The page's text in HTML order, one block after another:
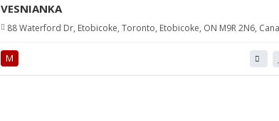
VESNIANKA
88 Waterford Dr, Etobicoke, Toronto, Etobicoke, ON M9R 2N6,
М